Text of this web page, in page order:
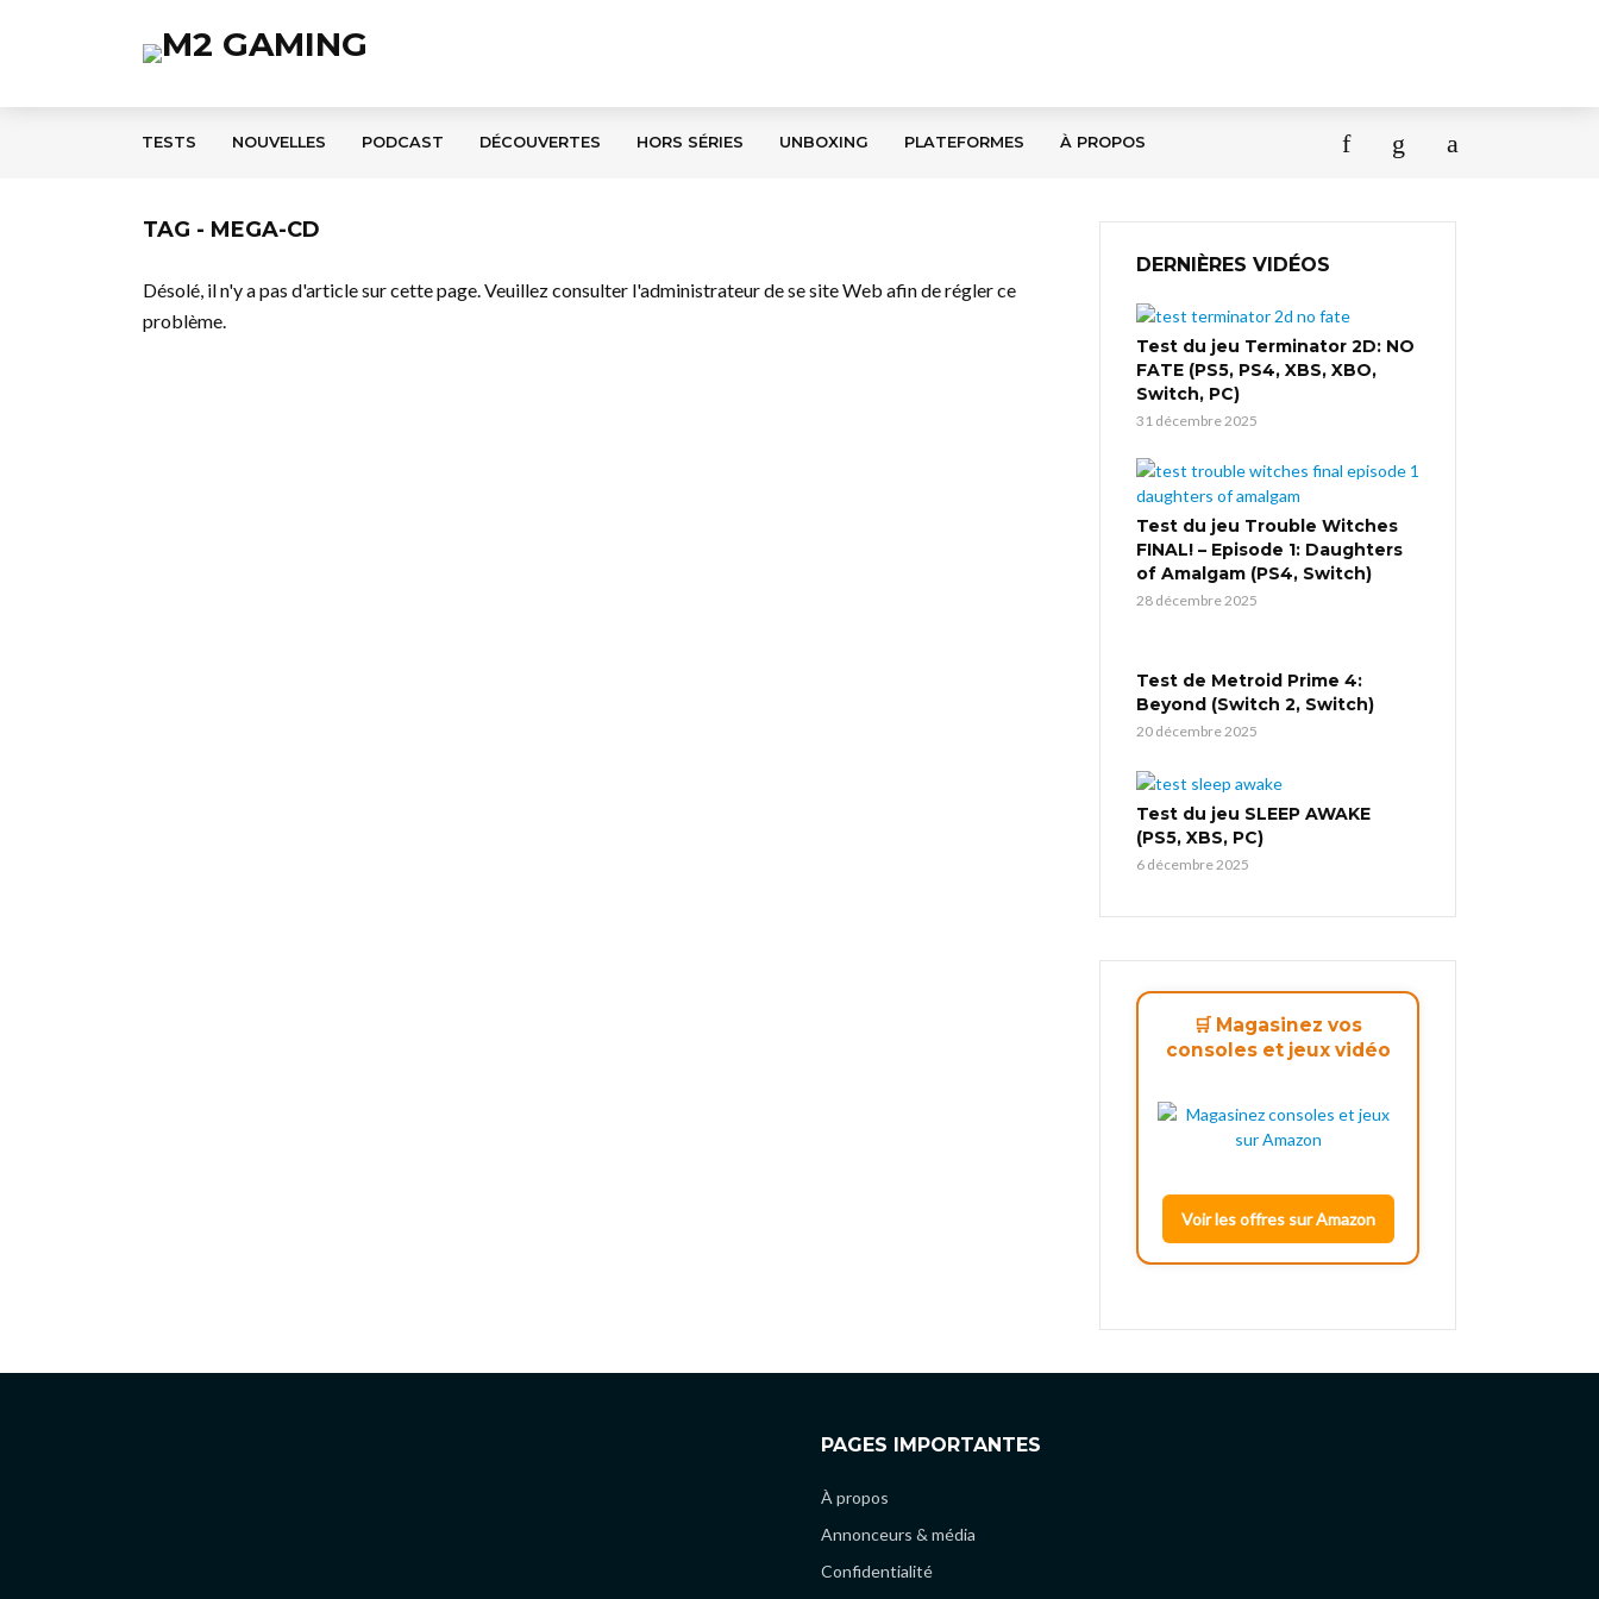
TESTS NOUVELLES PODCAST DÉCOUVERTES HORS SÉRIES UNBOXING PLATEFORMES À PROPOS
TAG - MEGA-CD
Désolé, il n'y a pas d'article sur cette page. Veuillez consulter l'administrateur de se site Web afin de régler ce
problème.
DERNIÈRES VIDÉOS
Test du jeu Terminator 2D: NO
FATE (PS5, PS4, XBS, XBO,
Switch, PC)
31 décembre 2025
Test du jeu Trouble Witches
FINAL! – Episode 1: Daughters
of Amalgam (PS4, Switch)
28 décembre 2025
Test de Metroid Prime 4:
Beyond (Switch 2, Switch)
20 décembre 2025
Test du jeu SLEEP AWAKE
(PS5, XBS, PC)
6 décembre 2025
🛒 Magasinez vos
consoles et jeux vidéo
Voir les offres sur Amazon
PAGES IMPORTANTES
À propos
Annonceurs & média
Confidentialité